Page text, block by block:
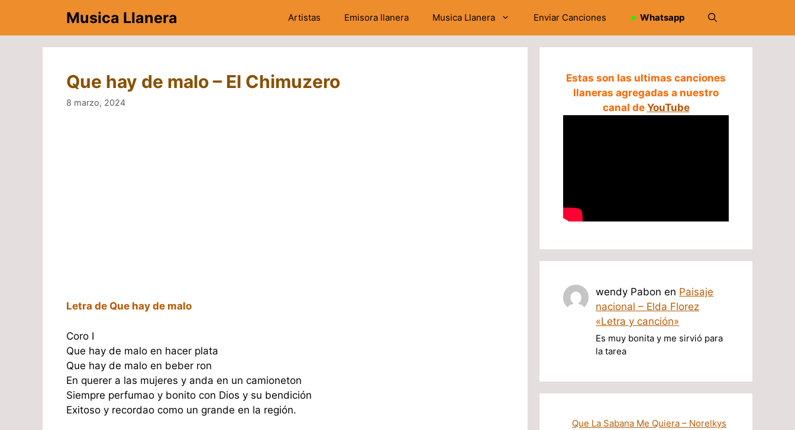
contenido
Musica Llanera Artistas Emisora llanera Musica Llanera Enviar Canciones ➤ Whatsapp
Que hay de malo – El Chimuzero
8 marzo, 2024
Letra de Que hay de malo
Coro I
Que hay de malo en hacer plata
Que hay de malo en beber ron
En querer a las mujeres y anda en un camioneton
Siempre perfumao y bonito con Dios y su bendición
Exitoso y recordao como un grande en la región.
Estas son las ultimas canciones
llaneras agregadas a nuestro
canal de YouTube
wendy Pabon en Paisaje
nacional – Elda Florez
«Letra y canción»
Es muy bonita y me sirvió para
la tarea
Que La Sabana Me Quiera – Norelkys